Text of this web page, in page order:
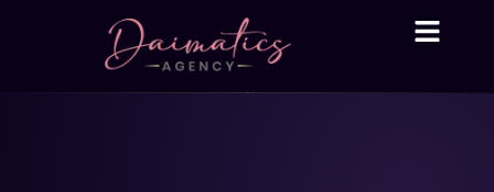
Daima Business AI
● En línia